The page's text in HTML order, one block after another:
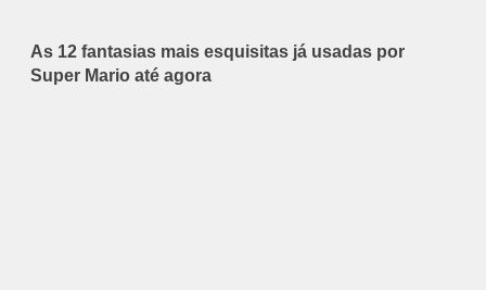
As 12 fantasias mais esquisitas já usadas por
Super Mario até agora